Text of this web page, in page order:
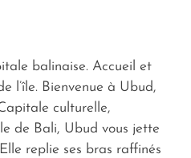
balinaise. Accueil et
l’île. Bienvenue à Ubud,
culturelle,
de Bali, Ubud vous jette
replie ses bras raffinés